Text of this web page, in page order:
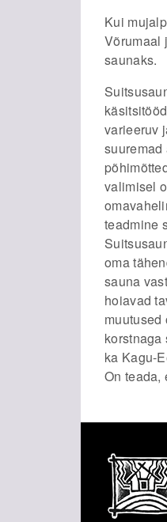
Kui
Võrumaal
saunaks.
varieeruv
suuremad
valimisel
teadmine
oma
sauna
hoiavad
korstnaga
ka Kagu-
On teada,